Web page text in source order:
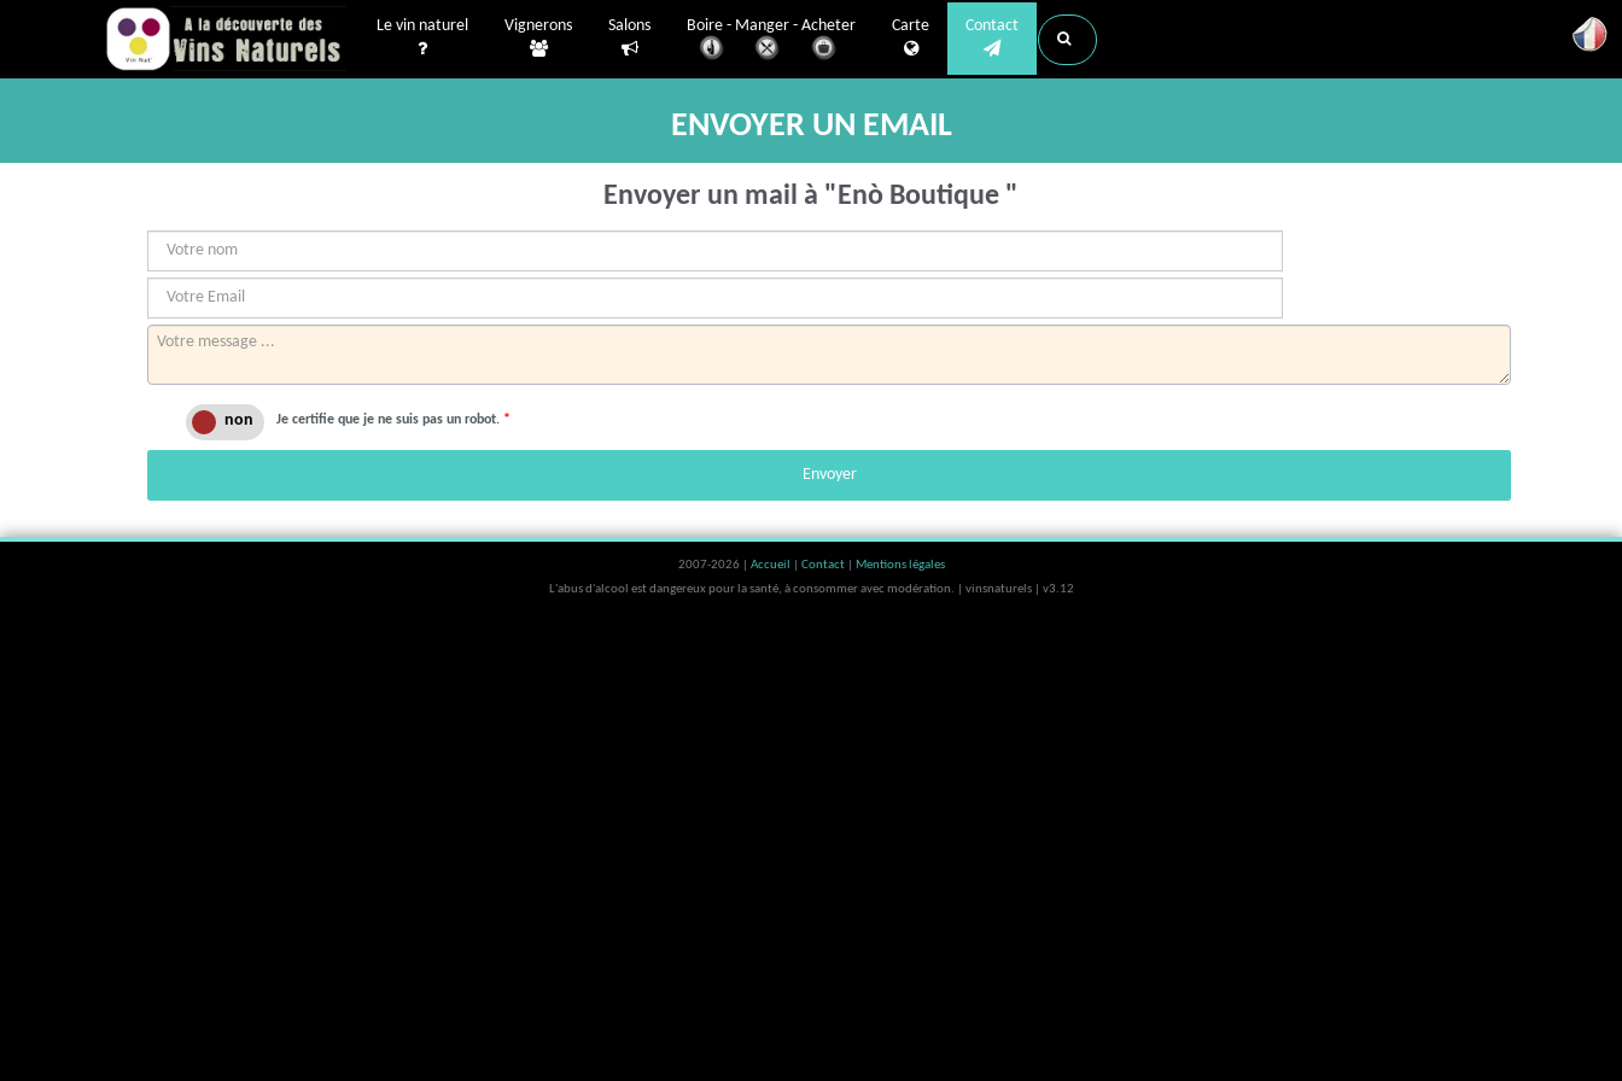
Le vin naturel Vignerons Salons Boire - Manger - Acheter Carte Contact
ENVOYER UN EMAIL
Envoyer un mail à "Enò Boutique "
Je certifie que je ne suis pas un robot. *
Envoyer
2007-2026 | Accueil Contact
Mentions légales
L'abus d'alcool est dangereux pour la santé, à consommer avec modération. | vinsnaturels | v3.12